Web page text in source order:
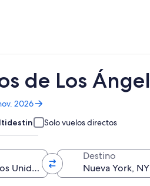
de Los
2026
Solo vuelos directos
Destino